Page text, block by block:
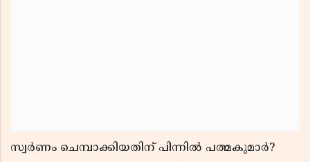
സ്വർണം ചെമ്പാക്കിയതിന് പിന്നിൽ പത്മകുമാർ?